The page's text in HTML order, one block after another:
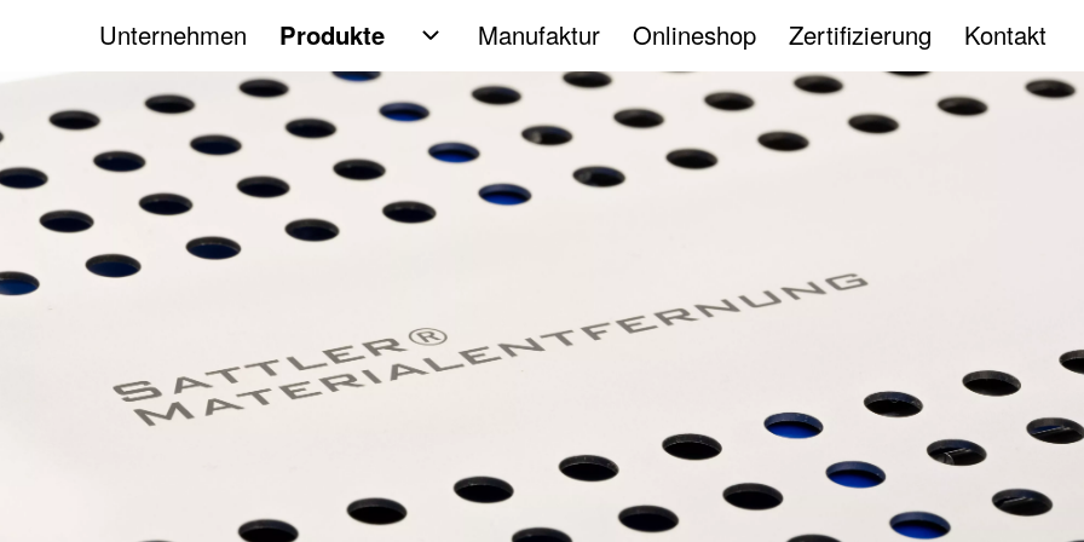
Unternehmen Produkte
Unternavigation von Produkte
Manufaktur Onlineshop
(opens in new tab)Zertifizierung Kontakt